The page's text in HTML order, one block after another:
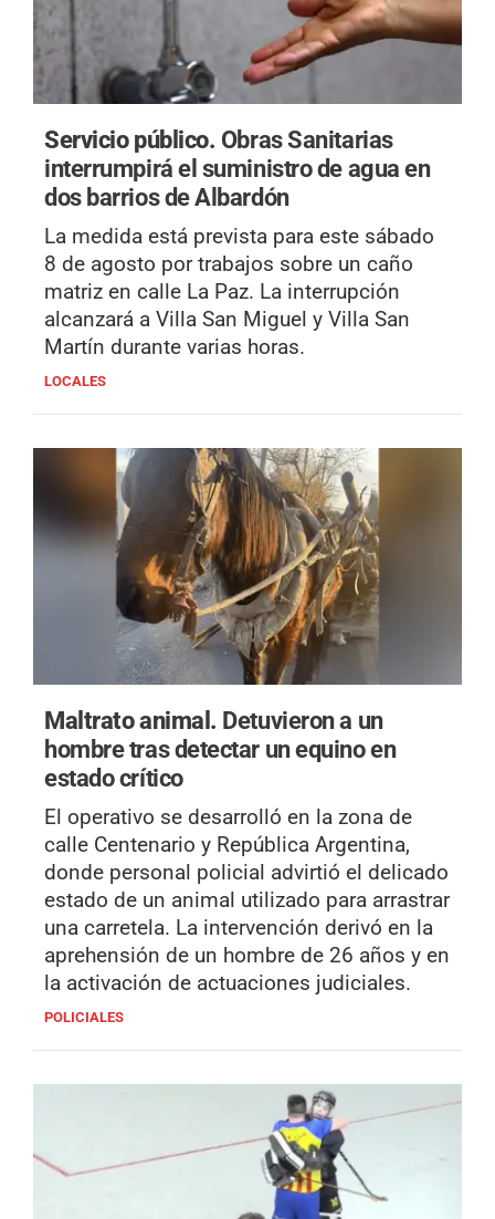
Servicio público. Obras Sanitarias
interrumpirá el suministro de agua en
dos barrios de Albardón
La medida está prevista para este sábado
8 de agosto por trabajos sobre un caño
matriz en calle La Paz. La interrupción
alcanzará a Villa San Miguel y Villa San
Martín durante varias horas.
LOCALES
Maltrato animal. Detuvieron a un
hombre tras detectar un equino en
estado crítico
El operativo se desarrolló en la zona de
calle Centenario y República Argentina,
donde personal policial advirtió el delicado
estado de un animal utilizado para arrastrar
una carretela. La intervención derivó en la
aprehensión de un hombre de 26 años y en
la activación de actuaciones judiciales.
POLICIALES